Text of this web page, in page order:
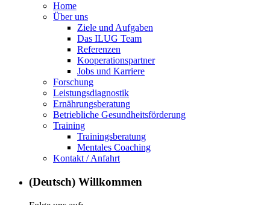
Home
Über uns
Ziele und Aufgaben
Das ILUG Team
Referenzen
Kooperationspartner
Jobs und Karriere
Forschung
Leistungsdiagnostik
Ernährungsberatung
Betriebliche Gesundheitsförderung
Training
Trainingsberatung
Mentales Coaching
Kontakt / Anfahrt
(Deutsch) Willkommen